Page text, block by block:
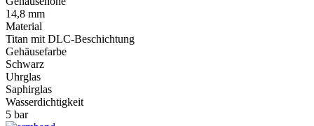
14,8 mm
Material
Titan mit DLC-Beschichtung
Gehäusefarbe
Schwarz
Uhrglas
Saphirglas
Wasserdichtigkeit
5 bar